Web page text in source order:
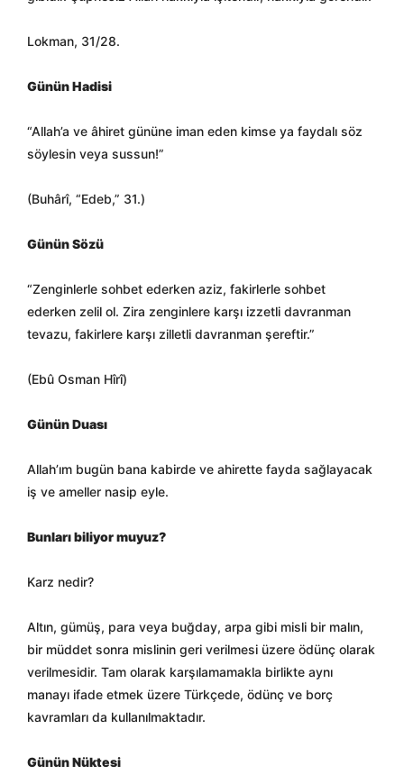
Lokman, 31/28.
Günün Hadisi
“Allah’a ve âhiret gününe iman eden kimse ya faydalı söz
söylesin veya sussun!”
(Buhârî, “Edeb,” 31.)
Günün Sözü
“Zenginlerle sohbet ederken aziz, fakirlerle sohbet
ederken zelil ol. Zira zenginlere karşı izzetli davranman
tevazu, fakirlere karşı zilletli davranman şereftir.”
(Ebû Osman Hîrî)
Günün Duası
Allah’ım bugün bana kabirde ve ahirette fayda sağlayacak
iş ve ameller nasip eyle.
Bunları biliyor muyuz?
Karz nedir?
Altın, gümüş, para veya buğday, arpa gibi misli bir malın,
bir müddet sonra mislinin geri verilmesi üzere ödünç olarak
verilmesidir. Tam olarak karşılamamakla birlikte aynı
manayı ifade etmek üzere Türkçede, ödünç ve borç
kavramları da kullanılmaktadır.
Günün Nüktesi